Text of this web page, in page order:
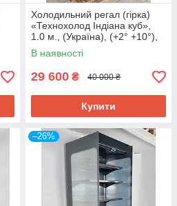
Холодильний регал (гірка)
«Технохолод Індіана куб»,
1.0 м., (Україна), (+2° +10°),
Б/у
В наявності
29 600 ₴ 40 000 ₴
Купити
–26%